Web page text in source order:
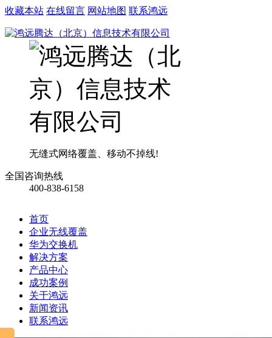
收藏本站 在线留言 网站地图 联系鸿远
无缝式网络覆盖、移动不掉线!
全国咨询热线
400-838-6158
首页
企业无线覆盖
华为交换机
解决方案
产品中心
成功案例
关于鸿远
新闻资讯
联系鸿远